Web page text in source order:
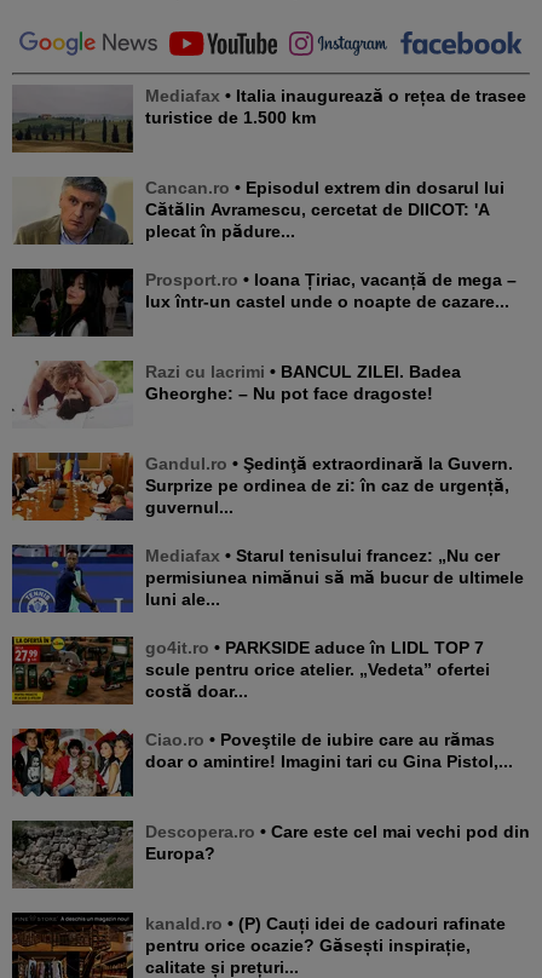
Mediafax • Italia inaugurează o rețea de trasee
turistice de 1.500 km
Cancan.ro • Episodul extrem din dosarul lui
Cătălin Avramescu, cercetat de DIICOT: 'A
plecat în pădure...
Prosport.ro • Ioana Țiriac, vacanță de mega –
lux într-un castel unde o noapte de cazare...
Razi cu lacrimi • BANCUL ZILEI. Badea
Gheorghe: – Nu pot face dragoste!
Gandul.ro • Şedinţă extraordinară la Guvern.
Surprize pe ordinea de zi: în caz de urgență,
guvernul...
Mediafax • Starul tenisului francez: „Nu cer
permisiunea nimănui să mă bucur de ultimele
luni ale...
go4it.ro • PARKSIDE aduce în LIDL TOP 7
scule pentru orice atelier. „Vedeta” ofertei
costă doar...
Ciao.ro • Poveştile de iubire care au rămas
doar o amintire! Imagini tari cu Gina Pistol,...
Descopera.ro • Care este cel mai vechi pod din
Europa?
kanald.ro • (P) Cauți idei de cadouri rafinate
pentru orice ocazie? Găsești inspirație,
calitate și prețuri...